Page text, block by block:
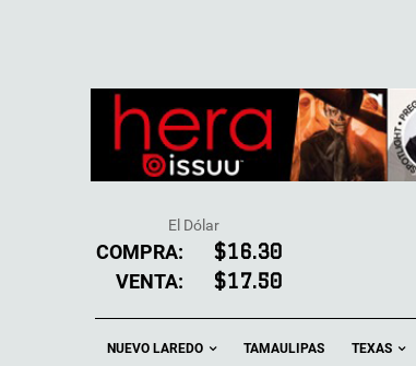
El Dólar
COMPRA: $16.30
VENTA: $17.50
NUEVO LAREDO TAMAULIPAS TEXAS